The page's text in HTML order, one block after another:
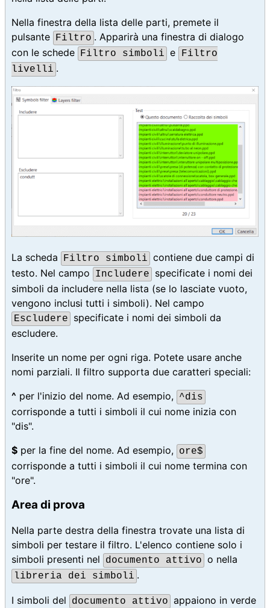
Nella finestra della lista delle parti, premete il
pulsante Filtro . Apparirà una finestra di dialogo
con le schede Filtro simboli e
Filtro
livelli .
La scheda Filtro simboli contiene due campi di
testo. Nel campo
Includere
specificate i nomi dei
simboli da includere nella lista (se lo lasciate vuoto,
vengono inclusi tutti i simboli). Nel campo
Escludere
specificate i nomi dei simboli da
escludere.
Inserite un nome per ogni riga. Potete usare anche
nomi parziali. Il filtro supporta due caratteri speciali:
^ per l'inizio del nome. Ad esempio, ^dis
corrisponde a tutti i simboli il cui nome inizia con
"dis".
$ per la fine del nome. Ad esempio, ore$
corrisponde a tutti i simboli il cui nome termina con
"ore".
Area di prova
Nella parte destra della finestra trovate una lista di
simboli per testare il filtro. L'elenco contiene solo i
simboli presenti nel
documento attivo o nella
libreria dei simboli .
I simboli del documento attivo appaiono in verde